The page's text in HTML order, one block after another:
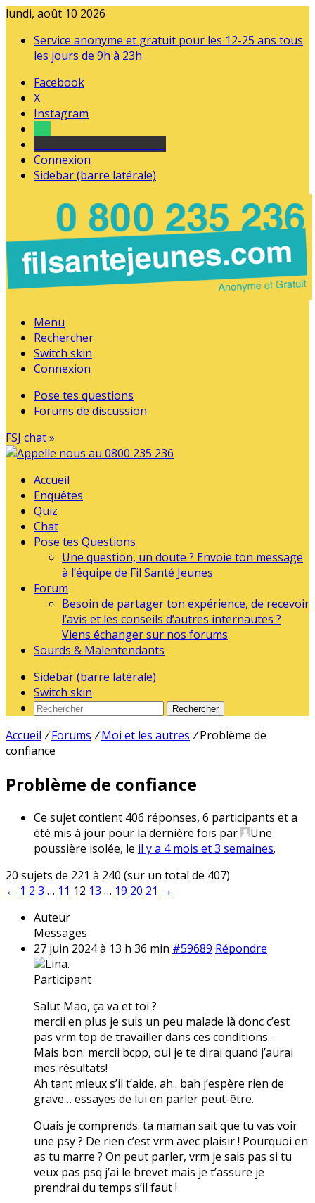
lundi, août 10 2026
Service anonyme et gratuit pour les 12-25 ans tous
les jours de 9h à 23h
Facebook
X
Instagram
Connexion
Sidebar (barre latérale)
Menu
Rechercher
Switch skin
Connexion
Pose tes questions
Forums de discussion
FSJ chat »
Accueil
Enquêtes
Quiz
Chat
Pose tes Questions
Une question, un doute ? Envoie ton message
à l’équipe de Fil Santé Jeunes
Forum
Besoin de partager ton expérience, de recevoir
l’avis et les conseils d’autres internautes ?
Viens échanger sur nos forums
Sourds & Malentendants
Sidebar (barre latérale)
Switch skin
Rechercher
Accueil / Forums / Moi et les autres / Problème de
confiance
Problème de confiance
Ce sujet contient 406 réponses, 6 participants et a
été mis à jour pour la dernière fois par
Une
poussière isolée, le il y a 4 mois et 3 semaines.
20 sujets de 221 à 240 (sur un total de 407)
← 1 2 3 … 11 12 13 … 19 20 21 →
Auteur
Messages
27 juin 2024 à 13 h 36 min #59689 Répondre
Lina.
Participant
Salut Mao, ça va et toi ?
mercii en plus je suis un peu malade là donc c’est
pas vrm top de travailler dans ces conditions..
Mais bon. mercii bcpp, oui je te dirai quand j’aurai
mes résultats!
Ah tant mieux s’il t’aide, ah.. bah j’espère rien de
grave… essayes de lui en parler peut-être.
Ouais je comprends. ta maman sait que tu vas voir
une psy ? De rien c’est vrm avec plaisir ! Pourquoi en
as tu marre ? On peut parler, vrm je sais pas si tu
veux pas psq j’ai le brevet mais je t’assure je
prendrai du temps s’il faut !